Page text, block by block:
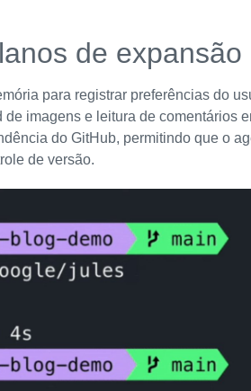
de expansão
para registrar preferências do
imagens e leitura de comentários
do GitHub, permitindo que o
de versão.